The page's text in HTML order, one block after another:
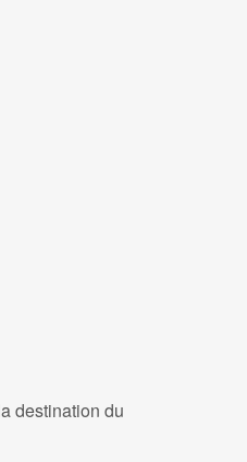
destination du